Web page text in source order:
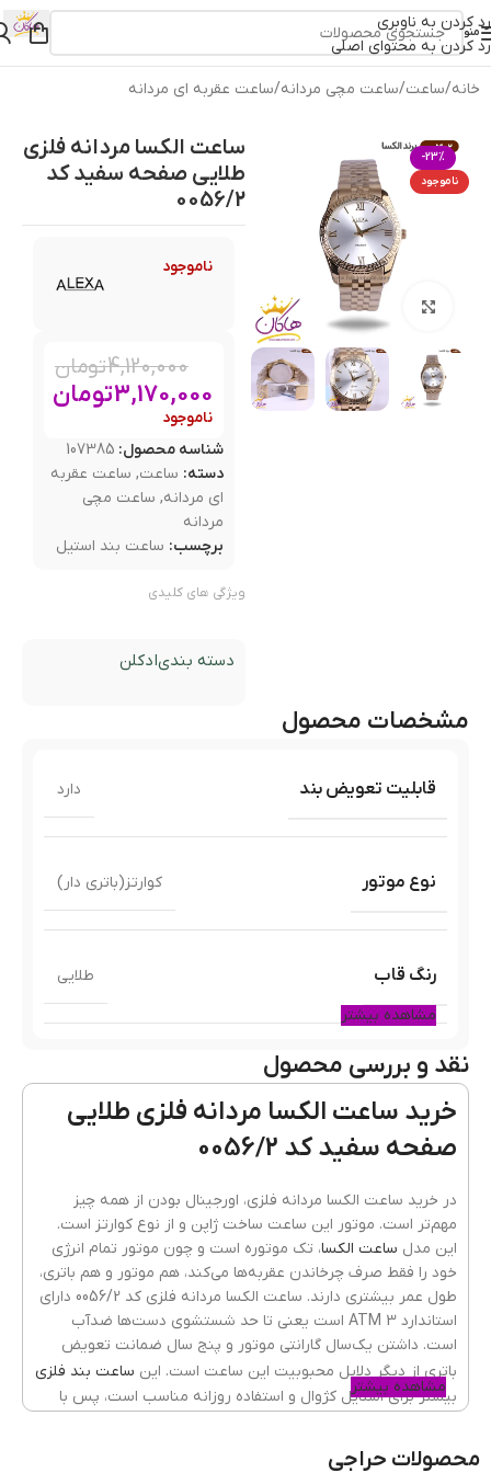
رد کردن به ناوبری
رد کردن به محتوای اصلی
منو
خانه/ساعت/ساعت مچی مردانه/ساعت عقربه ای مردانه
-23%
ناموجود
بزرگنمایی تصویر
ساعت الکسا مردانه فلزی
طلایی صفحه سفید کد
0056/2
ناموجود
4,120,000تومان
3,170,000تومان
ناموجود
شناسه محصول: 107385
دسته: ساعت, ساعت عقربه
ای مردانه, ساعت مچی
مردانه
برچسب: ساعت بند استیل
ویژگی های کلیدی
دسته بندیادکلن
مشخصات محصول
قابلیت تعویض بند دارد
نوع موتور کوارتز(باتری دار)
رنگ قاب طلایی
جنس قاب
رنگ بند
جنسیت ساعت مردانه
جنس شیشه ضدخش ,کریستال معدنی
مشاهده بیشتر
نقد و بررسی محصول
خرید ساعت الکسا مردانه فلزی طلایی
صفحه سفید کد 0056/2
در خرید ساعت الکسا مردانه فلزی، اورجینال بودن از همه چیز
مهم‌تر است. موتور این ساعت ساخت ژاپن و از نوع کوارتز است.
این مدل ساعت الکسا، تک موتوره است و چون موتور تمام انرژی
خود را فقط صرف چرخاندن عقربه‌ها می‌کند، هم موتور و هم باتری،
طول عمر بیشتری دارند. ساعت الکسا مردانه فلزی کد 0056/2 دارای
استاندارد 3 ATM است یعنی تا حد شستشوی دست‌ها ضدآب
است. داشتن یک‌سال گارانتی موتور و پنج سال ضمانت تعویض
باتری از دیگر دلایل محبوبیت این ساعت است. این ساعت بند فلزی
بیشتر برای استایل کژوال و استفاده روزانه مناسب است، پس با
مشاهده بیشتر
محصولات حراجی